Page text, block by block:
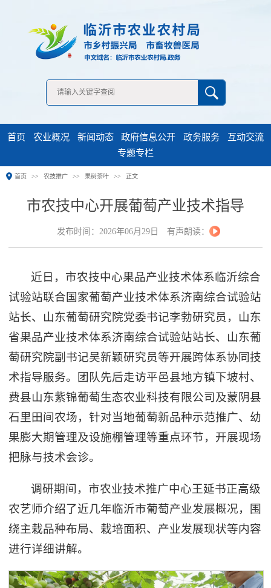
首页 农业概况 新闻动态 政府信息公开 政务服务
互动交流
专题专栏
首页 农技推广 果树茶叶 正文
市农技中心开展葡萄产业技术指导
发布时间：2026年06月29日 有声朗读：
近日，市农技中心果品产业技术体系临沂综合
试验站联合国家葡萄产业技术体系济南综合试验站
站长、山东葡萄研究院党委书记李勃研究员，山东
省果品产业技术体系济南综合试验站站长、山东葡
萄研究院副书记吴新颖研究员等开展跨体系协同技
术指导服务。团队先后走访平邑县地方镇下坡村、
费县山东紫锦葡萄生态农业科技有限公司及蒙阴县
石里田间农场，针对当地葡萄新品种示范推广、幼
果膨大期管理及设施棚管理等重点环节，开展现场
把脉与技术会诊。
调研期间，市农业技术推广中心王延书正高级
农艺师介绍了近几年临沂市葡萄产业发展概况，围
绕主栽品种布局、栽培面积、产业发展现状等内容
进行详细讲解。